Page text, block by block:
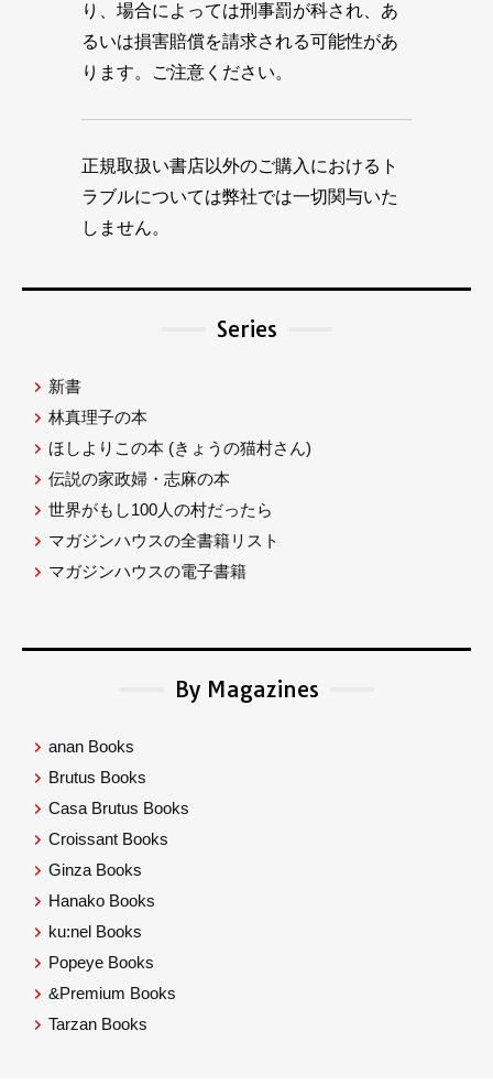
り、場合によっては刑事罰が科され、あ
るいは損害賠償を請求される可能性があ
ります。ご注意ください。
正規取扱い書店以外のご購入におけるト
ラブルについては弊社では一切関与いた
しません。
Series
新書
林真理子の本
ほしよりこの本 (きょうの猫村さん)
伝説の家政婦・志麻の本
世界がもし100人の村だったら
マガジンハウスの全書籍リスト
マガジンハウスの電子書籍
By Magazines
anan Books
Brutus Books
Casa Brutus Books
Croissant Books
Ginza Books
Hanako Books
ku:nel Books
Popeye Books
&Premium Books
Tarzan Books